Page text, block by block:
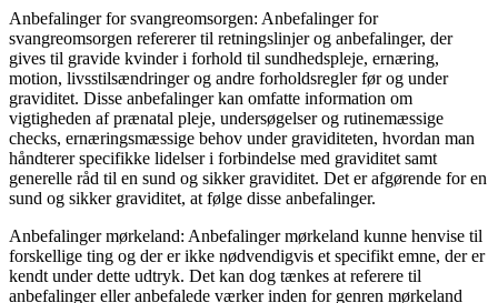
Anbefalinger for svangreomsorgen: Anbefalinger for
svangreomsorgen refererer til retningslinjer og anbefalinger, der
gives til gravide kvinder i forhold til sundhedspleje, ernæring,
motion, livsstilsændringer og andre forholdsregler før og under
graviditet. Disse anbefalinger kan omfatte information om
vigtigheden af ​​prænatal pleje, undersøgelser og rutinemæssige
checks, ernæringsmæssige behov under graviditeten, hvordan man
håndterer specifikke lidelser i forbindelse med graviditet samt
generelle råd til en sund og sikker graviditet. Det er afgørende for en
sund og sikker graviditet, at følge disse anbefalinger.
Anbefalinger mørkeland: Anbefalinger mørkeland kunne henvise til
forskellige ting og der er ikke nødvendigvis et specifikt emne, der er
kendt under dette udtryk. Det kan dog tænkes at referere til
anbefalinger eller anbefalede værker inden for genren mørkeland